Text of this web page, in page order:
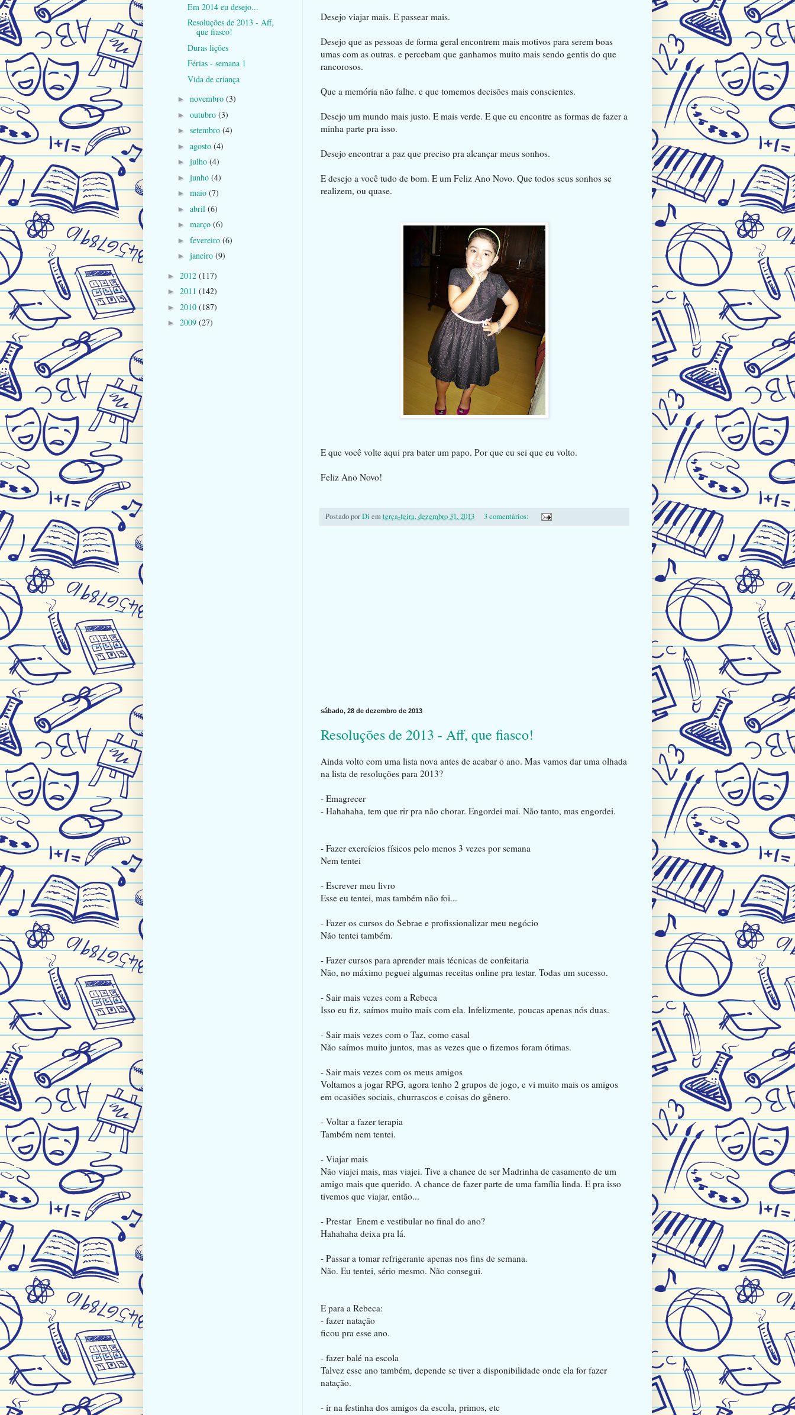
Desejo viajar mais. E passear mais.
Desejo que as pessoas de forma geral encontrem mais motivos para serem boas
umas com as outras. e percebam que ganhamos muito mais sendo gentis do que
rancorosos.
Que a memória não falhe. e que tomemos decisões mais conscientes.
Desejo um mundo mais justo. E mais verde. E que eu encontre as formas de fazer a
minha parte pra isso.
Desejo encontrar a paz que preciso pra alcançar meus sonhos.
E desejo a você tudo de bom. E um Feliz Ano Novo. Que todos seus sonhos se
realizem, ou quase.
E que você volte aqui pra bater um papo. Por que eu sei que eu volto.
Feliz Ano Novo!
Postado porDi emterça-feira, dezembro 31, 2013 3 comentários:
sábado, 28 de dezembro de 2013
Resoluções de 2013 - Aff, que fiasco!
Ainda volto com uma lista nova antes de acabar o ano. Mas vamos dar uma olhada
na lista de resoluções para 2013?
- Emagrecer
- Hahahaha, tem que rir pra não chorar. Engordei mai. Não tanto, mas engordei.
- Fazer exercícios físicos pelo menos 3 vezes por semana
Nem tentei
- Escrever meu livro
Esse eu tentei, mas também não foi...
- Fazer os cursos do Sebrae e profissionalizar meu negócio
Não tentei também.
- Fazer cursos para aprender mais técnicas de confeitaria
Não, no máximo peguei algumas receitas online pra testar. Todas um sucesso.
- Sair mais vezes com a Rebeca
Isso eu fiz, saímos muito mais com ela. Infelizmente, poucas apenas nós duas.
- Sair mais vezes com o Taz, como casal
Não saímos muito juntos, mas as vezes que o fizemos foram ótimas.
- Sair mais vezes com os meus amigos
Voltamos a jogar RPG, agora tenho 2 grupos de jogo, e vi muito mais os amigos
em ocasiões sociais, churrascos e coisas do gênero.
- Voltar a fazer terapia
Também nem tentei.
- Viajar mais
Não viajei mais, mas viajei. Tive a chance de ser Madrinha de casamento de um
amigo mais que querido. A chance de fazer parte de uma família linda. E pra isso
tivemos que viajar, então...
- Prestar Enem e vestibular no final do ano?
Hahahaha deixa pra lá.
- Passar a tomar refrigerante apenas nos fins de semana.
Não. Eu tentei, sério mesmo. Não consegui.
E para a Rebeca:
- fazer natação
ficou pra esse ano.
- fazer balé na escola
Talvez esse ano também, depende se tiver a disponibilidade onde ela for fazer
natação.
- ir na festinha dos amigos da escola, primos, etc
Em 2014 eu desejo...
Resoluções de 2013 - Aff,
que fiasco!
Duras lições
Férias - semana 1
Vida de criança
► novembro (3)
► outubro (3)
► setembro (4)
► agosto (4)
► julho (4)
► junho (4)
► maio (7)
► abril (6)
► março (6)
► fevereiro (6)
► janeiro (9)
► 2012 (117)
► 2011 (142)
► 2010 (187)
► 2009 (27)